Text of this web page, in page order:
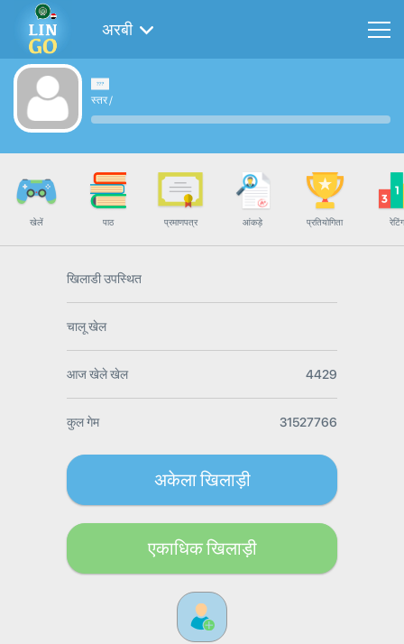
अरबी
स्तर/
खेलें पाठ प्रमाणपत्र आंकड़े प्रतियोगिता रेटिंग
खिलाडी उपस्थित
चालू खेल
आज खेले खेल 4429
कुल गेम 31527766
अकेला खिलाड़ी
एकाधिक खिलाड़ी